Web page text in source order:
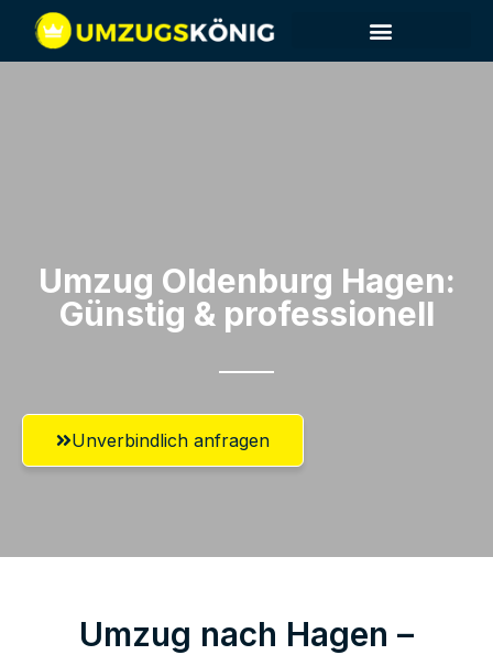
Umzug Oldenburg​ Hagen:
Günstig & professionell​
Unverbindlich anfragen
Umzug nach Hagen –